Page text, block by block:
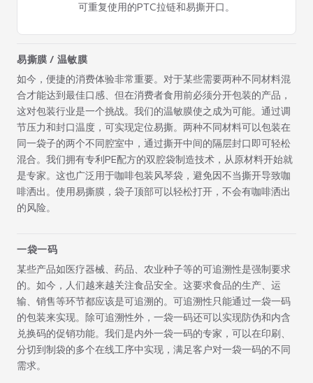
可重复使用的PTC拉链和易撕开口。
易撕膜 / 温敏膜
如今，便捷的消费体验非常重要。对于某些需要两种不同材料混
合才能达到最佳口感、但在消费者食用前必须分开包装的产品，
这对包装行业是一个挑战。我们的温敏膜使之成为可能。通过调
节压力和封口温度，可实现定位易撕。两种不同材料可以包装在
同一袋子的两个不同腔室中，通过撕开中间的隔层封口即可轻松
混合。我们拥有专利PE配方的双腔袋制造技术，从原材料开始就
是专家。这也广泛用于咖啡包装风琴袋，避免因不当撕开导致咖
啡洒出。使用易撕膜，袋子顶部可以轻松打开，不会有咖啡洒出
的风险。
一袋一码
某些产品如医疗器械、药品、农业种子等的可追溯性是强制要求
的。如今，人们越来越关注食品安全。这要求食品的生产、运
输、销售等环节都应该是可追溯的。可追溯性只能通过一袋一码
的包装来实现。除可追溯性外，一袋一码还可以实现防伪和内含
兑换码的促销功能。我们是内外一袋一码的专家，可以在印刷、
分切到制袋的多个在线工序中实现，满足客户对一袋一码的不同
需求。